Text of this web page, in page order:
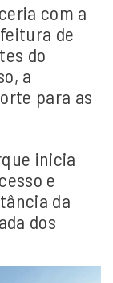
com a
de
do
a
para as
inicia
e
da
dos